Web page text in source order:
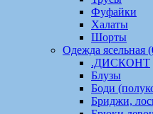
Фуфайки
Халаты
Шорты
Одежда ясельная
.ДИСКОНТ
Блузы
Боди
Бриджи,